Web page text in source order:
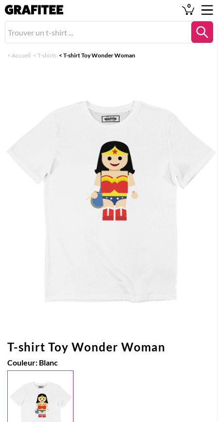
0
< Accueil < T-shirts < T-shirt Toy Wonder Woman
T-shirt Toy Wonder Woman
Couleur: Blanc